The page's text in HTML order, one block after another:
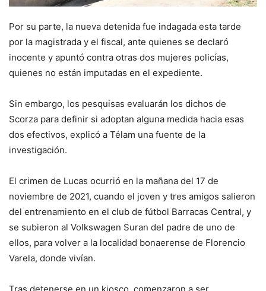
Por su parte, la nueva detenida fue indagada esta tarde
por la magistrada y el fiscal, ante quienes se declaró
inocente y apuntó contra otras dos mujeres policías,
quienes no están imputadas en el expediente.
Sin embargo, los pesquisas evaluarán los dichos de
Scorza para definir si adoptan alguna medida hacia esas
dos efectivos, explicó a Télam una fuente de la
investigación.
El crimen de Lucas ocurrió en la mañana del 17 de
noviembre de 2021, cuando el joven y tres amigos salieron
del entrenamiento en el club de fútbol Barracas Central, y
se subieron al Volkswagen Suran del padre de uno de
ellos, para volver a la localidad bonaerense de Florencio
Varela, donde vivían.